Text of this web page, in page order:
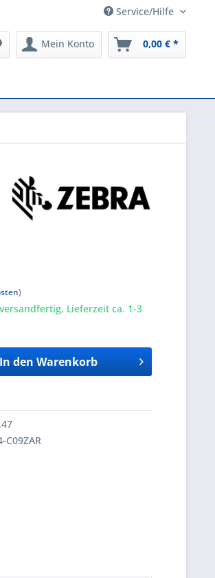
Service/Hilfe
Mein Konto 0,00 € *
)
Lieferzeit ca. 1-3
In den Warenkorb
C09ZAR